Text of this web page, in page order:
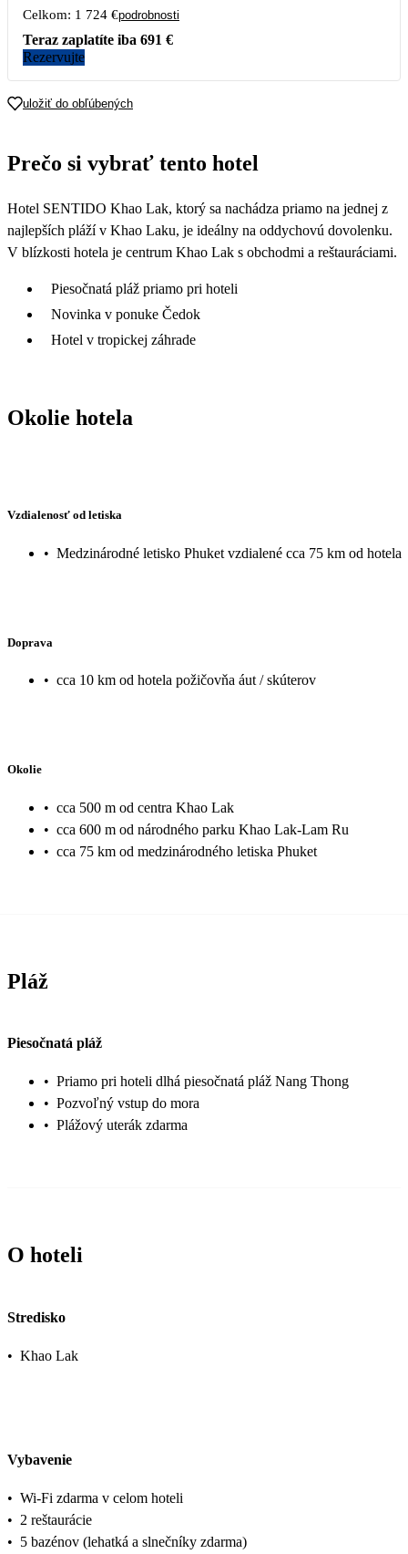
14
862 1 092
16
902
21 22 23 24 25 26 27
Celkom: 1 724 €podrobnosti
Teraz zaplatíte iba 691 €
Rezervujte
uložiť do obľúbených
Prečo si vybrať tento hotel
Hotel SENTIDO Khao Lak, ktorý sa nachádza priamo na jednej z
najlepších pláží v Khao Laku, je ideálny na oddychovú dovolenku.
V blízkosti hotela je centrum Khao Lak s obchodmi a reštauráciami.
Piesočnatá pláž priamo pri hoteli
Novinka v ponuke Čedok
Hotel v tropickej záhrade
Okolie hotela
Vzdialenosť od letiska
• Medzinárodné letisko Phuket vzdialené cca 75 km od hotela
Doprava
• cca 10 km od hotela požičovňa áut / skúterov
Okolie
• cca 500 m od centra Khao Lak
• cca 600 m od národného parku Khao Lak-Lam Ru
• cca 75 km od medzinárodného letiska Phuket
Pláž
Piesočnatá pláž
• Priamo pri hoteli dlhá piesočnatá pláž Nang Thong
• Pozvoľný vstup do mora
• Plážový uterák zdarma
O hoteli
Stredisko
• Khao Lak
Vybavenie
• Wi-Fi zdarma v celom hoteli
• 2 reštaurácie
• 5 bazénov (lehatká a slnečníky zdarma)